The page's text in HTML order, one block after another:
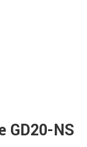
GD20-NS